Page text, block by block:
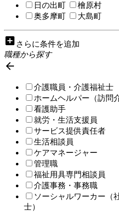
日の出町
檜原村
奥多摩町
大島町
add_box さらに条件を追加
職種から探す

介護職員・介護福祉士
ホームヘルパー（訪問
看護助手
就労・生活支援員
サービス提供責任者
生活相談員
ケアマネージャー
管理職
福祉用具専門相談員
介護事務・事務職
ソーシャルワーカー（
士）